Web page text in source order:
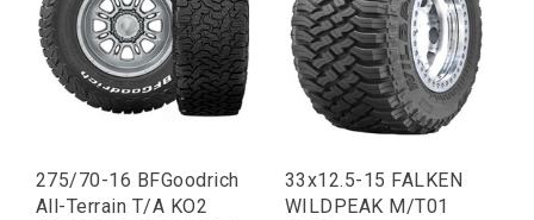
275/70-16 BFGoodrich
All-Terrain T/A KO2
33x12.5-15 FALKEN
WILDPEAK M/T01